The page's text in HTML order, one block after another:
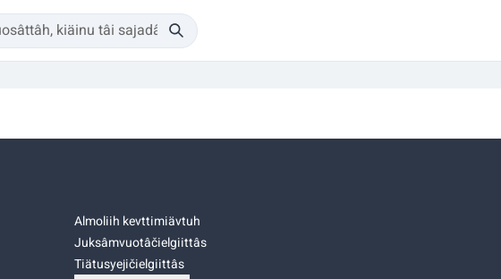
Almoliih kevttimiävtuh
Juksâmvuotâčielgiittâs
Tiätusyejičielgiittâs